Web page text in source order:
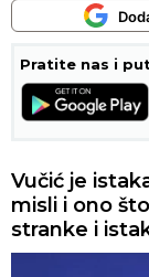
Pratite nas i
Vučić je
misli i ono
stranke i